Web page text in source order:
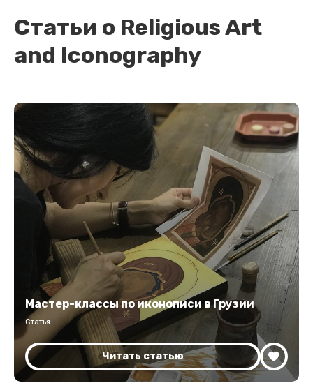
Статьи о Religious Art
and Iconography
Мастер-классы по иконописи в Грузии
Статья
Читать статью